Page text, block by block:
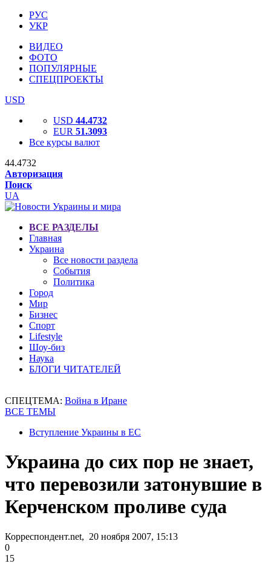
РУС
УКР
ВИДЕО
ФОТО
ПОПУЛЯРНЫЕ
СПЕЦПРОЕКТЫ
USD
USD 44.4732
EUR 51.3093
Все курсы валют
44.4732
Авторизация
Поиск
UA
ВСЕ РАЗДЕЛЫ
Главная
Украина
Все новости раздела
События
Политика
Город
Мир
Бизнес
Спорт
Lifestyle
Шоу-биз
Наука
БЛОГИ ЧИТАТЕЛЕЙ
СПЕЦТЕМА: Война в Иране
ВСЕ ТЕМЫ
Вступление Украины в ЕС
Украина до сих пор не знает,
что перевозили затонувшие в
Керченском проливе суда
Корреспондент.net, 20 ноября 2007, 15:13
0
15